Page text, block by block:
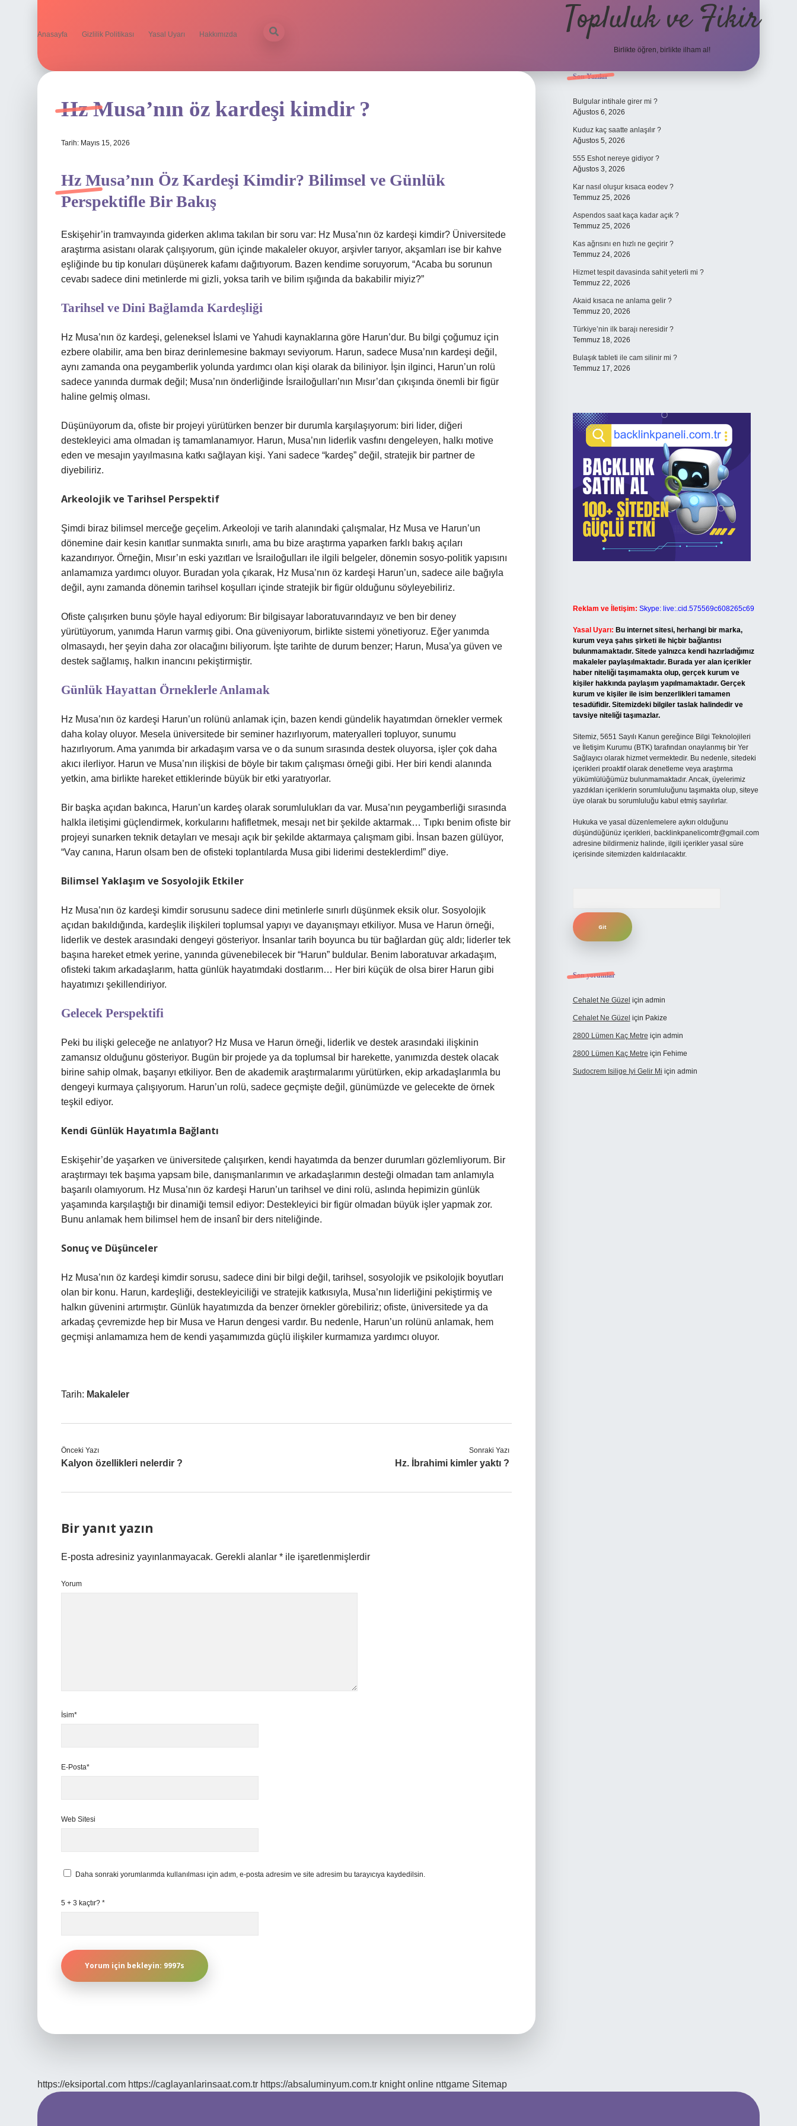
Anasayfa Gizlilik Politikası Yasal Uyarı Hakkımızda Topluluk ve Fikir
Birlikte öğren, birlikte ilham al!
Hz Musa’nın öz kardeşi kimdir ?
Tarih: Mayıs 15, 2026
Hz Musa’nın Öz Kardeşi Kimdir? Bilimsel ve Günlük
Perspektifle Bir Bakış
Eskişehir’in tramvayında giderken aklıma takılan bir soru var: Hz Musa’nın öz kardeşi kimdir? Üniversitede
araştırma asistanı olarak çalışıyorum, gün içinde makaleler okuyor, arşivler tarıyor, akşamları ise bir kahve
eşliğinde bu tip konuları düşünerek kafamı dağıtıyorum. Bazen kendime soruyorum, “Acaba bu sorunun
cevabı sadece dini metinlerde mi gizli, yoksa tarih ve bilim ışığında da bakabilir miyiz?”
Tarihsel ve Dini Bağlamda Kardeşliği
Hz Musa’nın öz kardeşi, geleneksel İslami ve Yahudi kaynaklarına göre Harun’dur. Bu bilgi çoğumuz için
ezbere olabilir, ama ben biraz derinlemesine bakmayı seviyorum. Harun, sadece Musa’nın kardeşi değil,
aynı zamanda ona peygamberlik yolunda yardımcı olan kişi olarak da biliniyor. İşin ilginci, Harun’un rolü
sadece yanında durmak değil; Musa’nın önderliğinde İsrailoğulları’nın Mısır’dan çıkışında önemli bir figür
haline gelmiş olması.
Düşünüyorum da, ofiste bir projeyi yürütürken benzer bir durumla karşılaşıyorum: biri lider, diğeri
destekleyici ama olmadan iş tamamlanamıyor. Harun, Musa’nın liderlik vasfını dengeleyen, halkı motive
eden ve mesajın yayılmasına katkı sağlayan kişi. Yani sadece “kardeş” değil, stratejik bir partner de
diyebiliriz.
Arkeolojik ve Tarihsel Perspektif
Şimdi biraz bilimsel merceğe geçelim. Arkeoloji ve tarih alanındaki çalışmalar, Hz Musa ve Harun’un
dönemine dair kesin kanıtlar sunmakta sınırlı, ama bu bize araştırma yaparken farklı bakış açıları
kazandırıyor. Örneğin, Mısır’ın eski yazıtları ve İsrailoğulları ile ilgili belgeler, dönemin sosyo-politik yapısını
anlamamıza yardımcı oluyor. Buradan yola çıkarak, Hz Musa’nın öz kardeşi Harun’un, sadece aile bağıyla
değil, aynı zamanda dönemin tarihsel koşulları içinde stratejik bir figür olduğunu söyleyebiliriz.
Ofiste çalışırken bunu şöyle hayal ediyorum: Bir bilgisayar laboratuvarındayız ve ben bir deney
yürütüyorum, yanımda Harun varmış gibi. Ona güveniyorum, birlikte sistemi yönetiyoruz. Eğer yanımda
olmasaydı, her şeyin daha zor olacağını biliyorum. İşte tarihte de durum benzer; Harun, Musa’ya güven ve
destek sağlamış, halkın inancını pekiştirmiştir.
Günlük Hayattan Örneklerle Anlamak
Hz Musa’nın öz kardeşi Harun’un rolünü anlamak için, bazen kendi gündelik hayatımdan örnekler vermek
daha kolay oluyor. Mesela üniversitede bir seminer hazırlıyorum, materyalleri topluyor, sunumu
hazırlıyorum. Ama yanımda bir arkadaşım varsa ve o da sunum sırasında destek oluyorsa, işler çok daha
akıcı ilerliyor. Harun ve Musa’nın ilişkisi de böyle bir takım çalışması örneği gibi. Her biri kendi alanında
yetkin, ama birlikte hareket ettiklerinde büyük bir etki yaratıyorlar.
Bir başka açıdan bakınca, Harun’un kardeş olarak sorumlulukları da var. Musa’nın peygamberliği sırasında
halkla iletişimi güçlendirmek, korkularını hafifletmek, mesajı net bir şekilde aktarmak… Tıpkı benim ofiste bir
projeyi sunarken teknik detayları ve mesajı açık bir şekilde aktarmaya çalışmam gibi. İnsan bazen gülüyor,
“Vay canına, Harun olsam ben de ofisteki toplantılarda Musa gibi liderimi desteklerdim!” diye.
Bilimsel Yaklaşım ve Sosyolojik Etkiler
Hz Musa’nın öz kardeşi kimdir sorusunu sadece dini metinlerle sınırlı düşünmek eksik olur. Sosyolojik
açıdan bakıldığında, kardeşlik ilişkileri toplumsal yapıyı ve dayanışmayı etkiliyor. Musa ve Harun örneği,
liderlik ve destek arasındaki dengeyi gösteriyor. İnsanlar tarih boyunca bu tür bağlardan güç aldı; liderler tek
başına hareket etmek yerine, yanında güvenebilecek bir “Harun” buldular. Benim laboratuvar arkadaşım,
ofisteki takım arkadaşlarım, hatta günlük hayatımdaki dostlarım… Her biri küçük de olsa birer Harun gibi
hayatımızı şekillendiriyor.
Gelecek Perspektifi
Peki bu ilişki geleceğe ne anlatıyor? Hz Musa ve Harun örneği, liderlik ve destek arasındaki ilişkinin
zamansız olduğunu gösteriyor. Bugün bir projede ya da toplumsal bir harekette, yanımızda destek olacak
birine sahip olmak, başarıyı etkiliyor. Ben de akademik araştırmalarımı yürütürken, ekip arkadaşlarımla bu
dengeyi kurmaya çalışıyorum. Harun’un rolü, sadece geçmişte değil, günümüzde ve gelecekte de örnek
teşkil ediyor.
Kendi Günlük Hayatımla Bağlantı
Eskişehir’de yaşarken ve üniversitede çalışırken, kendi hayatımda da benzer durumları gözlemliyorum. Bir
araştırmayı tek başıma yapsam bile, danışmanlarımın ve arkadaşlarımın desteği olmadan tam anlamıyla
başarılı olamıyorum. Hz Musa’nın öz kardeşi Harun’un tarihsel ve dini rolü, aslında hepimizin günlük
yaşamında karşılaştığı bir dinamiği temsil ediyor: Destekleyici bir figür olmadan büyük işler yapmak zor.
Bunu anlamak hem bilimsel hem de insanî bir ders niteliğinde.
Sonuç ve Düşünceler
Hz Musa’nın öz kardeşi kimdir sorusu, sadece dini bir bilgi değil, tarihsel, sosyolojik ve psikolojik boyutları
olan bir konu. Harun, kardeşliği, destekleyiciliği ve stratejik katkısıyla, Musa’nın liderliğini pekiştirmiş ve
halkın güvenini artırmıştır. Günlük hayatımızda da benzer örnekler görebiliriz; ofiste, üniversitede ya da
arkadaş çevremizde hep bir Musa ve Harun dengesi vardır. Bu nedenle, Harun’un rolünü anlamak, hem
geçmişi anlamamıza hem de kendi yaşamımızda güçlü ilişkiler kurmamıza yardımcı oluyor.
Tarih: Makaleler
Önceki Yazı
Kalyon özellikleri nelerdir ?
Sonraki Yazı
Hz. İbrahimi kimler yaktı ?
Bir yanıt yazın
E-posta adresiniz yayınlanmayacak. Gerekli alanlar * ile işaretlenmişlerdir
Yorum
İsim*
E-Posta*
Web Sitesi
Daha sonraki yorumlarımda kullanılması için adım, e-posta adresim ve site adresim bu tarayıcıya kaydedilsin.
5 + 3 kaçtır? *
https://eksiportal.com https://caglayanlarinsaat.com.tr https://absaluminyum.com.tr knight online nttgame Sitemap
Sidebar
Son Yazılar
Bulgular intihale girer mi ?
Ağustos 6, 2026
Kuduz kaç saatte anlaşılır ?
Ağustos 5, 2026
555 Eshot nereye gidiyor ?
Ağustos 3, 2026
Kar nasıl oluşur kısaca eodev ?
Temmuz 25, 2026
Aspendos saat kaça kadar açık ?
Temmuz 25, 2026
Kas ağrısını en hızlı ne geçirir ?
Temmuz 24, 2026
Hizmet tespit davasinda sahit yeterli mi ?
Temmuz 22, 2026
Akaid kısaca ne anlama gelir ?
Temmuz 20, 2026
Türkiye’nin ilk barajı neresidir ?
Temmuz 18, 2026
Bulaşık tableti ile cam silinir mi ?
Temmuz 17, 2026
Reklam ve İletişim: Skype: live:.cid.575569c608265c69
Yasal Uyarı: Bu internet sitesi, herhangi bir marka,
kurum veya şahıs şirketi ile hiçbir bağlantısı
bulunmamaktadır. Sitede yalnızca kendi hazırladığımız
makaleler paylaşılmaktadır. Burada yer alan içerikler
haber niteliği taşımamakta olup, gerçek kurum ve
kişiler hakkında paylaşım yapılmamaktadır. Gerçek
kurum ve kişiler ile isim benzerlikleri tamamen
tesadüfidir. Sitemizdeki bilgiler taslak halindedir ve
tavsiye niteliği taşımazlar.
Sitemiz, 5651 Sayılı Kanun gereğince Bilgi Teknolojileri
ve İletişim Kurumu (BTK) tarafından onaylanmış bir Yer
Sağlayıcı olarak hizmet vermektedir. Bu nedenle, sitedeki
içerikleri proaktif olarak denetleme veya araştırma
yükümlülüğümüz bulunmamaktadır. Ancak, üyelerimiz
yazdıkları içeriklerin sorumluluğunu taşımakta olup, siteye
üye olarak bu sorumluluğu kabul etmiş sayılırlar.
Hukuka ve yasal düzenlemelere aykırı olduğunu
düşündüğünüz içerikleri, backlinkpanelicomtr@gmail.com
adresine bildirmeniz halinde, ilgili içerikler yasal süre
içerisinde sitemizden kaldırılacaktır.
Son yorumlar
Cehalet Ne Güzel için admin
Cehalet Ne Güzel için Pakize
2800 Lümen Kaç Metre için admin
2800 Lümen Kaç Metre için Fehime
Sudocrem Isilige Iyi Gelir Mi için admin